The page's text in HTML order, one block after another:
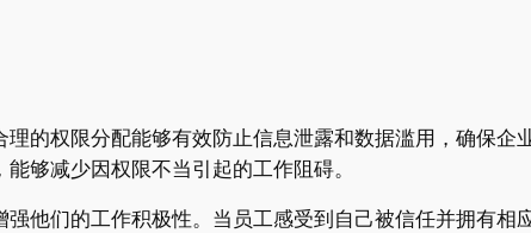
的权限分配能够有效防止信息泄露和数据滥用，确保企
够减少因权限不当引起的工作阻碍。
他们的工作积极性。当员工感受到自己被信任并拥有相